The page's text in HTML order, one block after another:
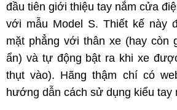
đầu tiên giới thiệu tay nắm cửa
với mẫu Model S. Thiết kế này
mặt phẳng với thân xe (hay còn
ẩn) và tự động bật ra khi xe
thụt vào). Hãng thậm chí có
hướng dẫn cách sử dụng kiểu tay